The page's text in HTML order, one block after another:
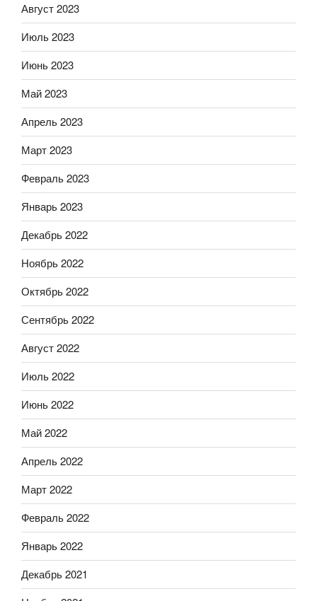
Август 2023
Июль 2023
Июнь 2023
Май 2023
Апрель 2023
Март 2023
Февраль 2023
Январь 2023
Декабрь 2022
Ноябрь 2022
Октябрь 2022
Сентябрь 2022
Август 2022
Июль 2022
Июнь 2022
Май 2022
Апрель 2022
Март 2022
Февраль 2022
Январь 2022
Декабрь 2021